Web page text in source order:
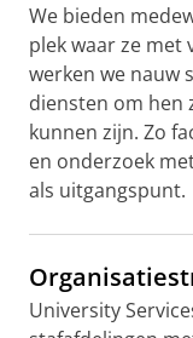
We bieden
plek waar ze met
werken we nauw
diensten om hen
kunnen zijn. Zo
en onderzoek
als uitgangspunt.
University